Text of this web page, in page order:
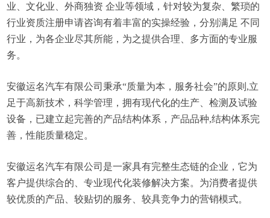
业、文化业、外商独资 企业等领域，针对较为复杂、繁琐的
行业资质注册申请咨询有着丰富的实操经验，分别满足 不同
行业，为各企业尽其所能，为之提供合理、多方面的专业服
务。
安徽运名汽车有限公司秉承“质量为本，服务社会”的原则,立
足于高新技术，科学管理，拥有现代化的生产、检测及试验
设备，已建立起完善的产品结构体系，产品品种,结构体系完
善，性能质量稳定。
安徽运名汽车有限公司是一家具有完整生态链的企业，它为
客户提供综合的、专业现代化装修解决方案。为消费者提供
较优质的产品、较贴切的服务、较具竞争力的营销模式。